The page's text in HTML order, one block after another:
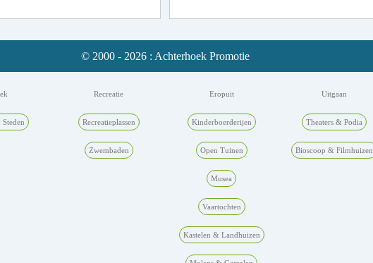
© 2000 - 2026 : Achterhoek Promotie
Recreatie
Recreatieplassen
Zwembaden
Eropuit
Kinderboerderijen
Open Tuinen
Musea
Vaartochten
Kastelen & Landhuizen
Uitgaan
Theaters & Podia
Bioscoop & Filmhuizen